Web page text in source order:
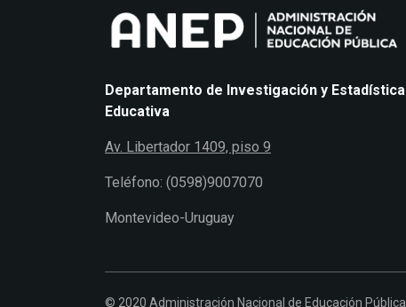
Departamento de Investigación y Estadística
Educativa
Av. Libertador 1409, piso 9
Teléfono: (0598)9007070
Montevideo-Uruguay
© 2020 Administración Nacional de Educación Pública